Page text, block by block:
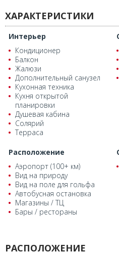
ХАРАКТЕРИСТИКИ
Интерьер
Кондиционер
Балкон
Жалюзи
Дополнительный санузел
Кухонная техника
Кухня открытой
планировки
Душевая кабина
Солярий
Терраса
Расположение
Аэропорт (100+ км)
Вид на природу
Вид на поле для гольфа
Автобусная остановка
Магазины / ТЦ
Бары / рестораны
РАСПОЛОЖЕНИЕ